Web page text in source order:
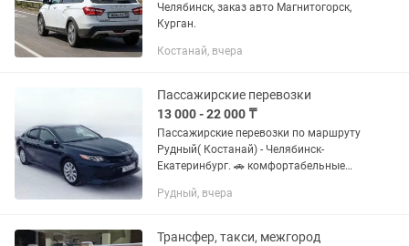
Челябинск, заказ авто Магнитогорск,
Курган.
Костанай, вчера
Пассажирские перевозки
13 000 - 22 000 ₸
Пассажирские перевозки по маршруту
Рудный( Костанай) - Челябинск-
Екатеринбург. 🚗 комфортабельные
и вежливый водитель 🚗 доставка
Рудный, вчера
Трансфер, такси, межгород